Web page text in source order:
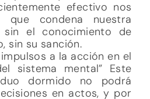
efectivo nos
que condena nuestra
sin el conocimiento de
sin su sanción.
a la acción en el
sistema mental” Este
dormido no podrá
en actos, y por